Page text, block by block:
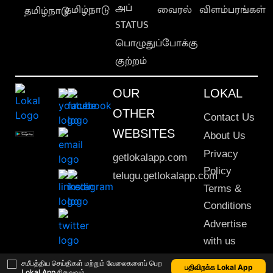
சமீபத்திய செய்திகள் மற்றும் வேலைகளைப் பெற
பதிவிறக்க Lokal App
தமிழ்நாடுதமிழ்நாடு அப்
STATUS
பொழுதுப்போக்கு
குற்றம்
வைரல் விளம்பரங்கள்
OUR
OTHER
WEBSITES
getlokalapp.com
telugu.getlokalapp.com
LOKAL
Contact Us
About Us
Privacy
Policy
Terms &
Conditions
Advertise
with us
Sitemap
This material may not be published, transmitted, rewritten or redistributed. © 2020 Lokal App. All rights reserved.